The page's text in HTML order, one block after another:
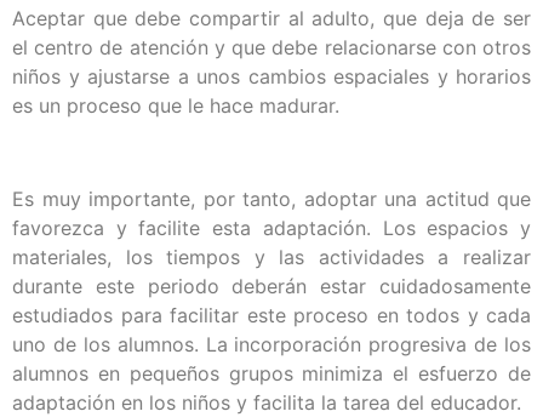
Aceptar que debe compartir al adulto, que deja de ser
el centro de atención y que debe relacionarse con otros
niños y ajustarse a unos cambios espaciales y horarios
es un proceso que le hace madurar.
Es muy importante, por tanto, adoptar una actitud que
favorezca y facilite esta adaptación. Los espacios y
materiales, los tiempos y las actividades a realizar
durante este periodo deberán estar cuidadosamente
estudiados para facilitar este proceso en todos y cada
uno de los alumnos. La incorporación progresiva de los
alumnos en pequeños grupos minimiza el esfuerzo de
adaptación en los niños y facilita la tarea del educador.